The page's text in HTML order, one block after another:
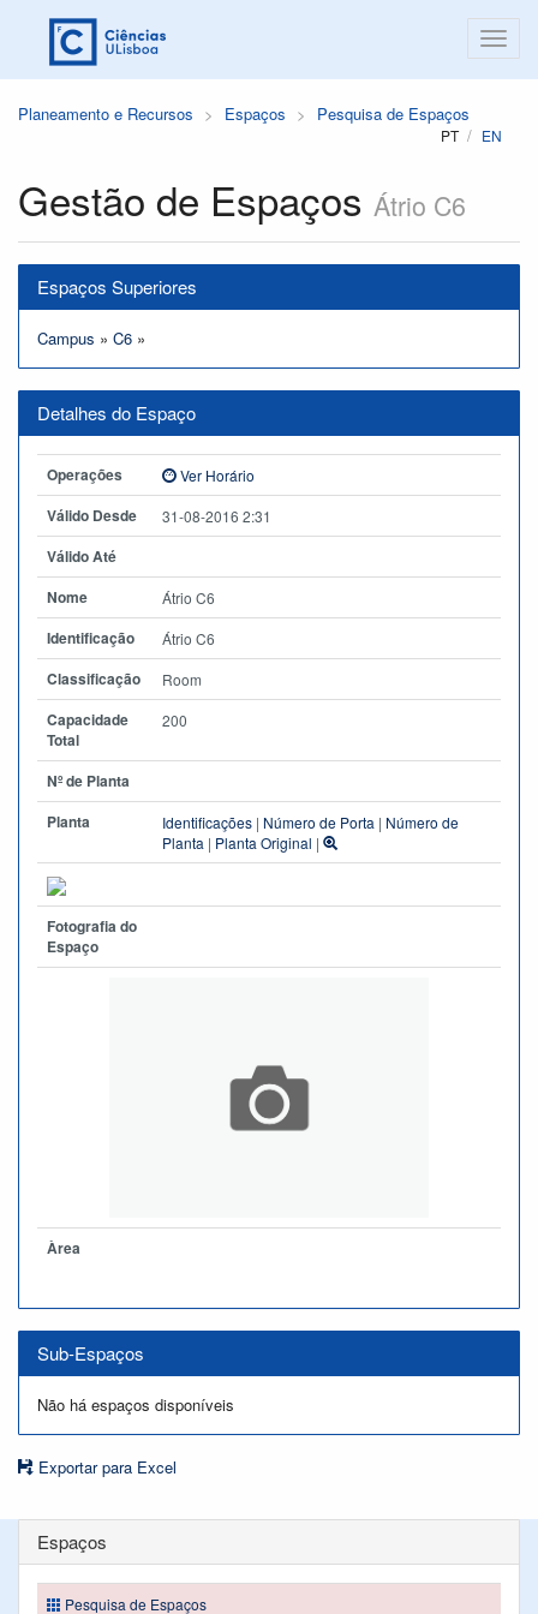
Planeamento e Recursos Espaços Pesquisa de Espaços
PT EN
Gestão de Espaços Átrio C6
Espaços Superiores
Campus » C6 »
Detalhes do Espaço
Operações Ver Horário
Válido Desde 31-08-2016 2:31
Válido Até
Nome
Átrio C6
Identificação Átrio C6
Classificação Room
Capacidade
Total
200
Nº de Planta
Planta
Identificações | Número de Porta | Número de
Planta | Planta Original |
Fotografia do
Espaço
Àrea
Sub-Espaços
Não há espaços disponíveis
Exportar para Excel
Espaços
Pesquisa de Espaços